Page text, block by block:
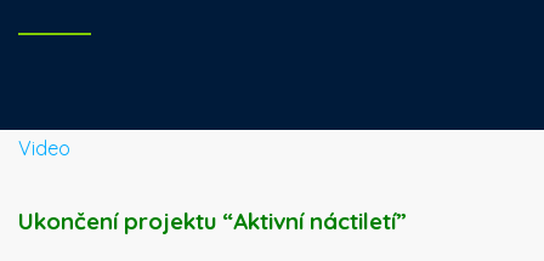
Video
Ukončení projektu “Aktivní náctiletí”